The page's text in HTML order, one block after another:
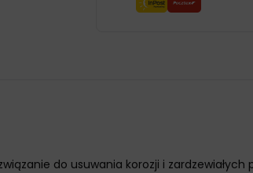
do usuwania korozji i